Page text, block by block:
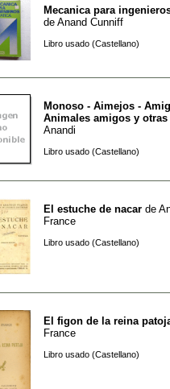
Mecanica para
de Anand Cunniff
Libro usado (Castellano)
Monoso - Aimejos -
Animales amigos y otras
Anandi
Libro usado (Castellano)
El estuche de nacar de
France
Libro usado (Castellano)
El figon de la reina
France
Libro usado (Castellano)